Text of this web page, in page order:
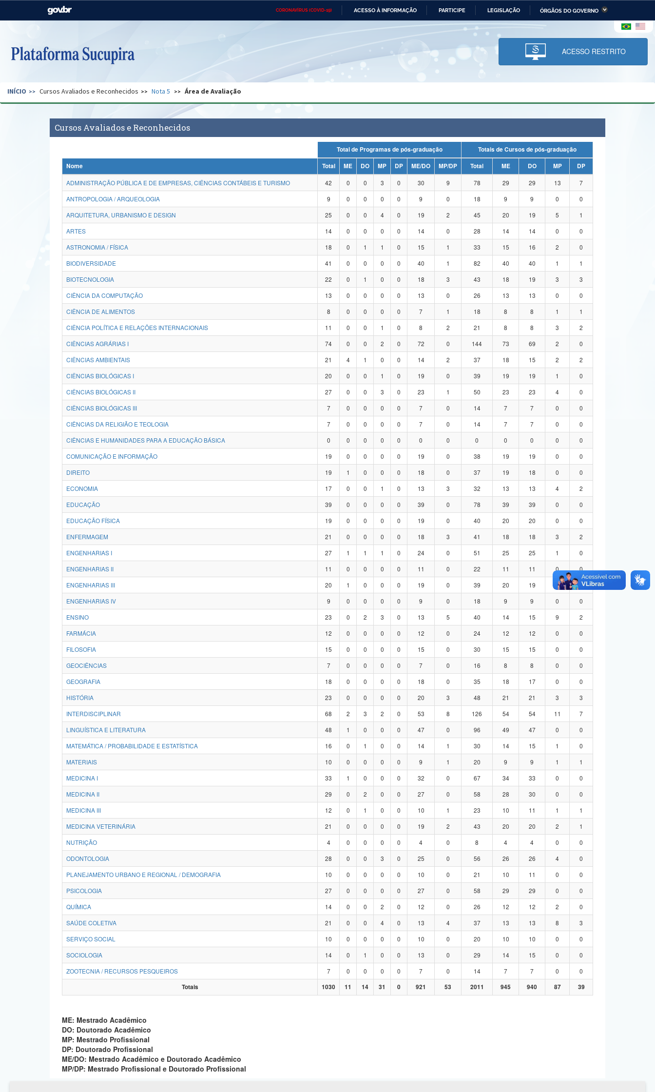
CORONAVÍRUS (COVID-19) ACESSO À INFORMAÇÃO PARTICIPE LEGISLAÇÃO ÓRGÃOS DO GOVERNO
Casa Civil Ministério das Relações Ministério da Economia Ministério da Infraestrutura
Pecuária e Abastecimento
Ministério da Ciência,
Tecnologia, Inovações e
Comunicações
Ministério do Desenvolvimento
Regional e dos Direitos Humanos
Secretaria de Governo Gabinete de Segurança Advocacia-Geral da União Banco Central do Brasil Planalto
ACESSO RESTRITO
INÍCIO Cursos Avaliados e Reconhecidos Nota 5 Área de Avaliação
Cursos Avaliados e Reconhecidos
Total de Programas de pós-graduação
Totais de Cursos de pós-graduação
Nome
Total ME DO MP DP ME/DO MP/DP Total ME DO MP
DP
ADMINISTRAÇÃO PÚBLICA E DE EMPRESAS, CIÊNCIAS CONTÁBEIS E TURISMO
42 0 0 3 0 30 9 78 29 29 13
7
ANTROPOLOGIA / ARQUEOLOGIA
9 0 0 0 0 9 0 18 9 9 0
0
ARQUITETURA, URBANISMO E DESIGN
25 0 0 4 0 19 2 45 20 19 5
1
ARTES
14 0 0 0 0 14 0 28 14 14 0
0
ASTRONOMIA / FÍSICA
18 0 1 1 0 15 1 33 15 16 2
0
BIODIVERSIDADE
41 0 0 0 0 40 1 82 40 40 1
1
BIOTECNOLOGIA
22 0 1 0 0 18 3 43 18 19 3
3
CIÊNCIA DA COMPUTAÇÃO
13 0 0 0 0 13 0 26 13 13 0
0
CIÊNCIA DE ALIMENTOS
8 0 0 0 0 7 1 18 8 8 1
1
CIÊNCIA POLÍTICA E RELAÇÕES INTERNACIONAIS
11 0 0 1 0 8 2 21 8 8 3
2
CIÊNCIAS AGRÁRIAS I
74 0 0 2 0 72 0 144 73 69 2
0
CIÊNCIAS AMBIENTAIS
21 4 1 0 0 14 2 37 18 15 2
2
CIÊNCIAS BIOLÓGICAS I
20 0 0 1 0 19 0 39 19 19 1
0
CIÊNCIAS BIOLÓGICAS II
27 0 0 3 0 23 1 50 23 23 4
0
CIÊNCIAS BIOLÓGICAS III
7 0 0 0 0 7 0 14 7 7 0
0
CIÊNCIAS DA RELIGIÃO E TEOLOGIA
7 0 0 0 0 7 0 14 7 7 0
0
CIÊNCIAS E HUMANIDADES PARA A EDUCAÇÃO BÁSICA
0 0 0 0 0 0 0 0 0 0 0
0
COMUNICAÇÃO E INFORMAÇÃO
19 0 0 0 0 19 0 38 19 19 0
0
DIREITO
19 1 0 0 0 18 0 37 19 18 0
0
ECONOMIA
17 0 0 1 0 13 3 32 13 13 4
2
EDUCAÇÃO
39 0 0 0 0 39 0 78 39 39 0
0
EDUCAÇÃO FÍSICA
19 0 0 0 0 19 0 40 20 20 0
0
ENFERMAGEM
21 0 0 0 0 18 3 41 18 18 3
2
ENGENHARIAS I
27 1 1 1 0 24 0 51 25 25 1
0
ENGENHARIAS II
11 0 0 0 0 11 0 22 11 11 0
0
ENGENHARIAS III
20 1 0 0 0 19 0 39 20 19 0
0
ENGENHARIAS IV
9 0 0 0 0 9 0 18 9 9 0
0
ENSINO
23 0 2 3 0 13 5 40 14 15 9
2
FARMÁCIA
12 0 0 0 0 12 0 24 12 12 0
0
FILOSOFIA
15 0 0 0 0 15 0 30 15 15 0
0
GEOCIÊNCIAS
7 0 0 0 0 7 0 16 8 8 0
0
GEOGRAFIA
18 0 0 0 0 18 0 35 18 17 0
0
HISTÓRIA
23 0 0 0 0 20 3 48 21 21 3
3
INTERDISCIPLINAR
68 2 3 2 0 53 8 126 54 54 11
7
LINGUÍSTICA E LITERATURA
48 1 0 0 0 47 0 96 49 47 0
0
MATEMÁTICA / PROBABILIDADE E ESTATÍSTICA
16 0 1 0 0 14 1 30 14 15 1
0
MATERIAIS
10 0 0 0 0 9 1 20 9 9 1
1
MEDICINA I
33 1 0 0 0 32 0 67 34 33 0
0
MEDICINA II
29 0 2 0 0 27 0 58 28 30 0
0
MEDICINA III
12 0 1 0 0 10 1 23 10 11 1
1
MEDICINA VETERINÁRIA
21 0 0 0 0 19 2 43 20 20 2
1
NUTRIÇÃO
4 0 0 0 0 4 0 8 4 4 0
0
ODONTOLOGIA
28 0 0 3 0 25 0 56 26 26 4
0
PLANEJAMENTO URBANO E REGIONAL / DEMOGRAFIA
10 0 0 0 0 10 0 21 10 11 0
0
PSICOLOGIA
27 0 0 0 0 27 0 58 29 29 0
0
QUÍMICA
14 0 0 2 0 12 0 26 12 12 2
0
SAÚDE COLETIVA
21 0 0 4 0 13 4 37 13 13 8
3
SERVIÇO SOCIAL
10 0 0 0 0 10 0 20 10 10 0
0
SOCIOLOGIA
14 0 1 0 0 13 0 29 14 15 0
0
ZOOTECNIA / RECURSOS PESQUEIROS
7 0 0 0 0 7 0 14 7 7 0
0
Totais
1030 11 14 31 0 921 53 2011 945 940 87 39
ME: Mestrado Acadêmico
DO: Doutorado Acadêmico
MP: Mestrado Profissional
DP: Doutorado Profissional
ME/DO: Mestrado Acadêmico e Doutorado Acadêmico
MP/DP: Mestrado Profissional e Doutorado Profissional